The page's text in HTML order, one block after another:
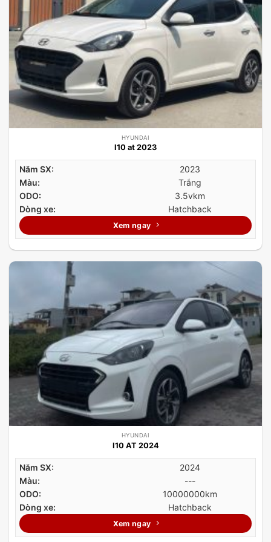
HYUNDAI
I10 at 2023
Năm SX:
2023
Màu:
Trắng
ODO:
3.5vkm
Dòng xe:
Hatchback
Xem ngay
HYUNDAI
I10 AT 2024
Năm SX:
2024
Màu:
---
ODO:
10000000km
Dòng xe:
Hatchback
Xem ngay